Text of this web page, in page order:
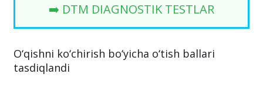
➡️ DTM DIAGNOSTIK TESTLAR
O‘qishni ko‘chirish bo‘yicha o‘tish ballari
tasdiqlandi